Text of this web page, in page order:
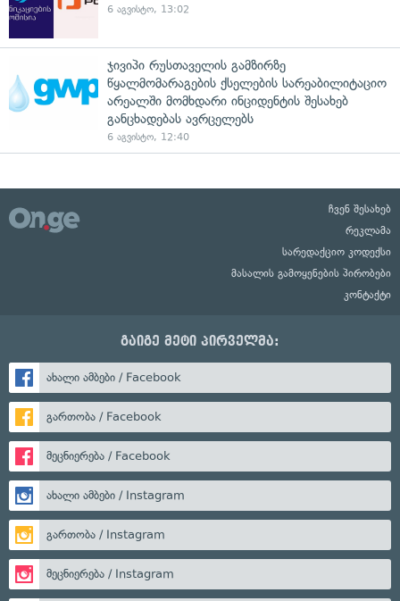
6 აგვისტო, 13:02
ჯივიპი რუსთაველის გამზირზე
წყალმომარაგების ქსელების სარეაბილიტაციო
არეალში მომხდარი ინციდენტის შესახებ
განცხადებას ავრცელებს
6 აგვისტო, 12:40
ჩვენ შესახებ
რეკლამა
სარედაქციო კოდექსი
მასალის გამოყენების პირობები
კონტაქტი
გაიგე მეტი პირველმა:
ახალი ამბები / Facebook
გართობა / Facebook
მეცნიერება / Facebook
ახალი ამბები / Instagram
გართობა / Instagram
მეცნიერება / Instagram